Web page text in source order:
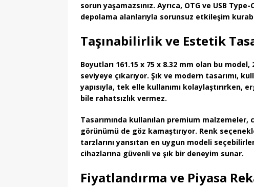
sorun yaşamazsınız. Ayrıca, OTG ve USB
depolama alanlarıyla sorunsuz etkileşim
Taşınabilirlik ve Estetik
Boyutları 161.15 x 75 x 8.32 mm olan bu
seviyeye çıkarıyor. Şık ve modern tasarımı,
yapısıyla, tek elle kullanımı
bile rahatsızlık vermez.
Tasarımında kullanılan premium malzemeler,
görünümü de göz kamaştırıyor. Renk
tarzlarını yansıtan en uygun modeli
cihazlarına güvenli ve şık bir deneyim sunar.
Fiyatlandırma ve Piyasa